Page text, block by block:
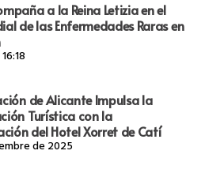
a la Reina Letizia en el
de las Enfermedades Raras en
de Alicante Impulsa la
Turística con la
del Hotel Xorret de Catí
de 2025